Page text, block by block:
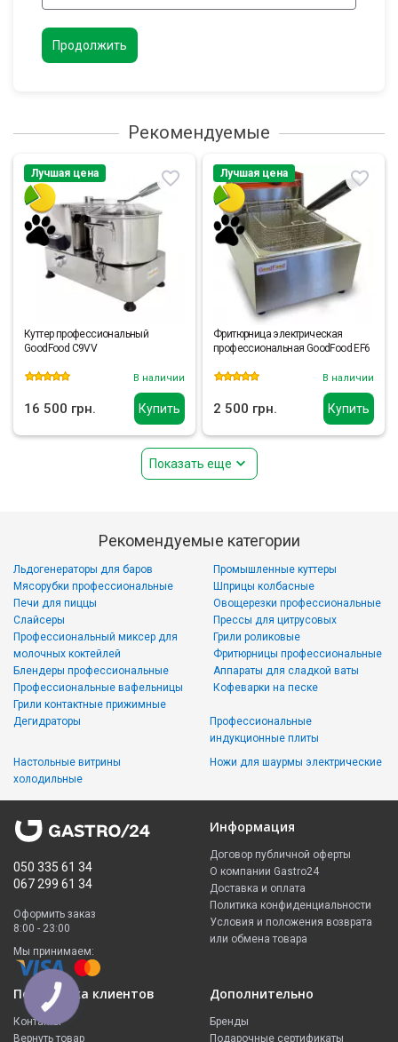
Продолжить
Рекомендуемые
Купить
Лучшая цена
Куттер профессиональный
GoodFood C9VV
В наличии
16 500 грн. Купить
Лучшая цена
Фритюрница электрическая
профессиональная GoodFood EF6
В наличии
2 500 грн.
Показать еще
Рекомендуемые категории
Льдогенераторы для баров
Мясорубки профессиональные
Печи для пиццы
Слайсеры
Промышленные куттеры
Шприцы колбасные
Овощерезки профессиональные
Прессы для цитрусовых
Профессиональный миксер для
молочных коктейлей
Блендеры профессиональные
Профессиональные вафельницы
Грили контактные прижимные
Грили роликовые
Фритюрницы профессиональные
Аппараты для сладкой ваты
Кофеварки на песке
Дегидраторы
Настольные витрины
холодильные
Профессиональные
индукционные плиты
Ножи для шаурмы электрические
050 335 61 34
067 299 61 34
Оформить заказ
8:00 - 23:00
Мы принимаем:
Информация
Договор публичной оферты
О компании Gastro24
Доставка и оплата
Политика конфиденциальности
Условия и положения возврата
или обмена товара
Поддержка клиентов
Контакты
Вернуть товар
Дополнительно
Бренды
Подарочные сертификаты
КНОПКА
ЗВ'ЯЗКУ